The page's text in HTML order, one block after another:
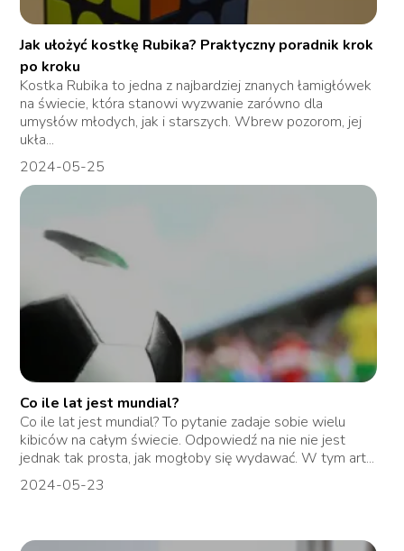
Jak ułożyć kostkę Rubika? Praktyczny poradnik krok
po kroku
Kostka Rubika to jedna z najbardziej znanych łamigłówek
na świecie, która stanowi wyzwanie zarówno dla
umysłów młodych, jak i starszych. Wbrew pozorom, jej
ukła...
2024-05-25
Co ile lat jest mundial?
Co ile lat jest mundial? To pytanie zadaje sobie wielu
kibiców na całym świecie. Odpowiedź na nie nie jest
jednak tak prosta, jak mogłoby się wydawać. W tym art...
2024-05-23